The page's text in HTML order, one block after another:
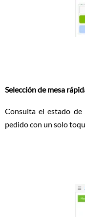
Selección de mesa
Consulta el estado de
pedido con un solo